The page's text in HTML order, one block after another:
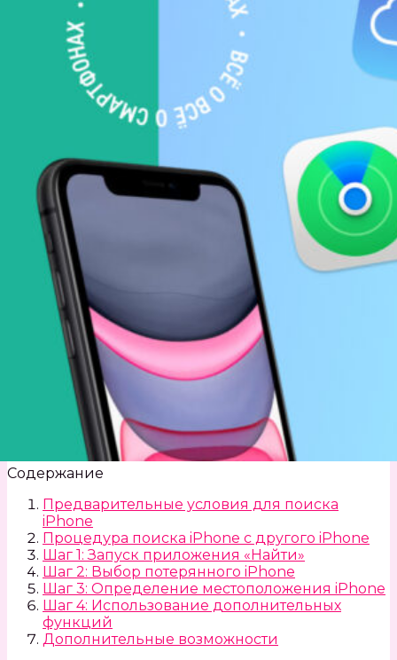
Содержание
Предварительные условия для поиска
iPhone
Процедура поиска iPhone с другого iPhone
Шаг 1: Запуск приложения «Найти»
Шаг 2: Выбор потерянного iPhone
Шаг 3: Определение местоположения iPhone
Шаг 4: Использование дополнительных
функций
Дополнительные возможности